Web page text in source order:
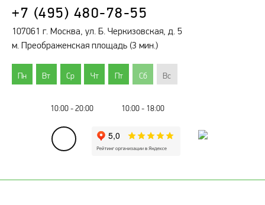
+7 (495) 480-78-55
107061 г. Москва, ул. Б. Черкизовская, д. 5
м. Преображенская площадь (3 мин.)
Пн Вт Ср Чт Пт Сб Вс
10:00 - 20:00 10:00 - 18:00